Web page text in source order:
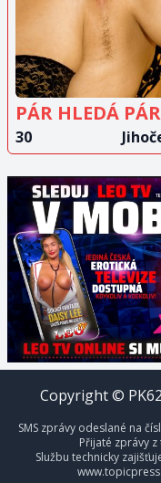
ZOBRAZIT
INZERÁT
PÁR HLEDÁ
30
Copyright ©
SMS zprávy odeslané na
Přijaté zprávy
Službu technicky